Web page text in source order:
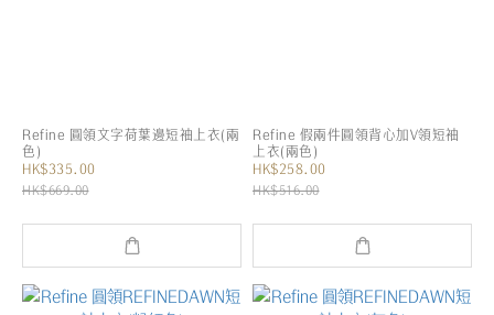
Refine 圓領文字荷葉邊短袖上衣(兩
色)
HK$335.00
HK$669.00
Refine 假兩件圓領背心加V領短袖
上衣(兩色)
HK$258.00
HK$516.00